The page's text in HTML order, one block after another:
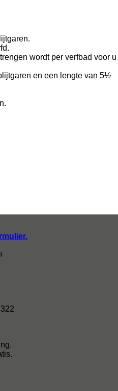
wordt per verfbad voor u
en een lengte van 5½